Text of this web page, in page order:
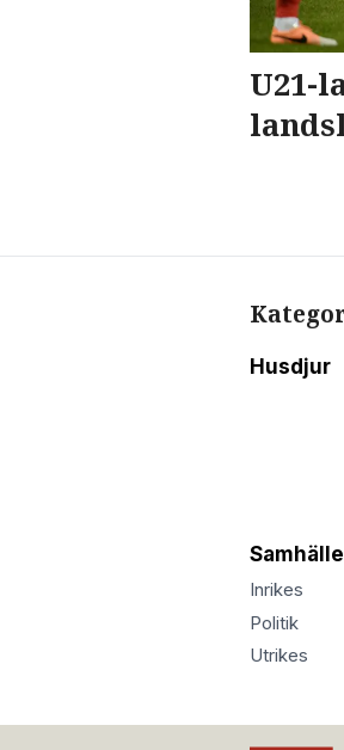
U21-
Husdjur
Samhälle
Inrikes
Politik
Utrikes